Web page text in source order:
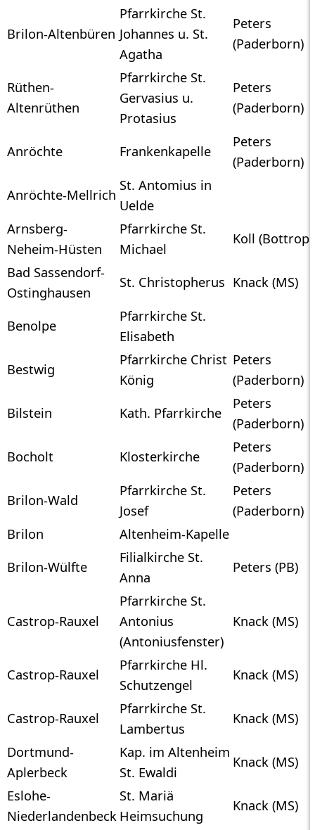
Brilon-Altenbüren
Pfarrkirche St.
Johannes u. St.
Agatha
Peters
(Paderborn)
Rüthen-
Altenrüthen
Pfarrkirche St.
Gervasius u.
Protasius
Peters
(Paderborn)
Anröchte Frankenkapelle
Peters
(Paderborn)
Anröchte-Mellrich
St. Antomius in
Uelde
Arnsberg-
Neheim-Hüsten
Pfarrkirche St.
Michael
Koll (Bottrop)
Bad Sassendorf-
Ostinghausen
St. Christopherus Knack (MS)
Benolpe
Pfarrkirche St.
Elisabeth
Bestwig
Pfarrkirche Christ
König
Peters
(Paderborn)
Bilstein
Kath. Pfarrkirche
Peters
(Paderborn)
Bocholt
Klosterkirche
Peters
(Paderborn)
Brilon-Wald
Pfarrkirche St.
Josef
Peters
(Paderborn)
Brilon
Altenheim-Kapelle
Brilon-Wülfte
Filialkirche St.
Anna
Peters (PB)
Castrop-Rauxel
Pfarrkirche St.
Antonius
(Antoniusfenster)
Knack (MS)
Castrop-Rauxel
Pfarrkirche Hl.
Schutzengel
Knack (MS)
Castrop-Rauxel
Pfarrkirche St.
Lambertus
Knack (MS)
Dortmund-
Aplerbeck
Kap. im Altenheim
St. Ewaldi
Knack (MS)
Eslohe-
Niederlandenbeck
St. Mariä
Heimsuchung
Knack (MS)